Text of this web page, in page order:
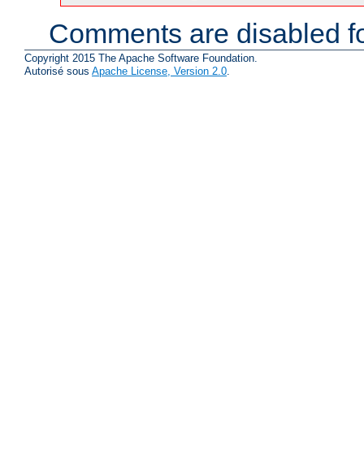
Comments are disabled
Copyright 2015 The Apache Software Foundation.
Autorisé sous Apache License, Version 2.0.